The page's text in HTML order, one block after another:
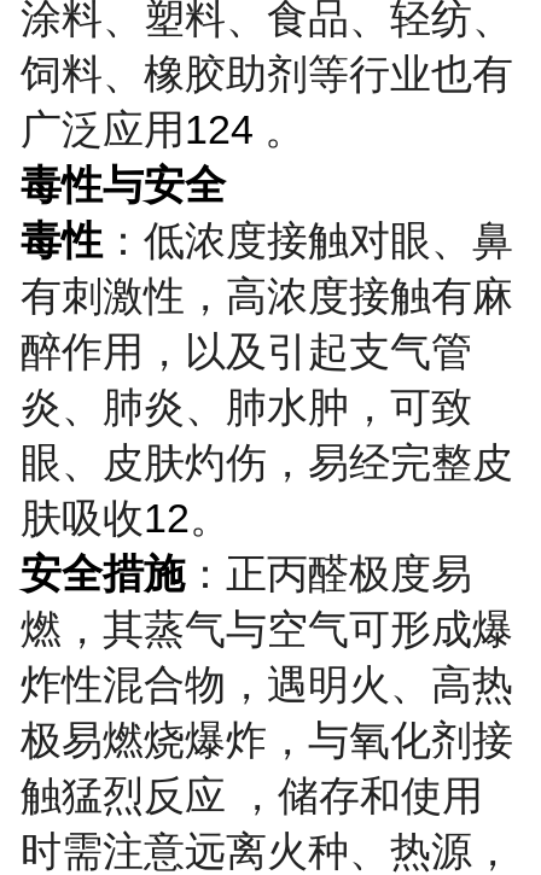
涂料、塑料、食品、轻纺、
饲料、橡胶助剂等行业也有
广泛应用 124 。
毒性与安全
毒性 ：低浓度接触对眼、鼻
有刺激性，高浓度接触有麻
醉作用，以及引起支气管
炎、肺炎、肺水肿，可致
眼、皮肤灼伤，易经完整皮
肤吸收12。
安全措施：正丙醛极度易
燃，其蒸气与空气可形成爆
炸性混合物，遇明火、高热
极易燃烧爆炸，与氧化剂接
触猛烈反应 ，储存和使用
时需注意远离火种、热源，